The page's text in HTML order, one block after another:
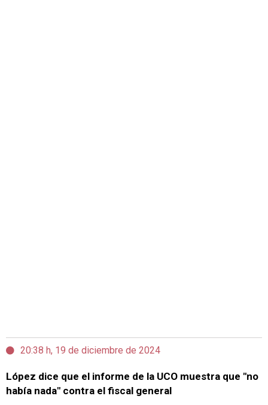
20:38 h, 19 de diciembre de 2024
López dice que el informe de la UCO muestra que "no
había nada" contra el fiscal general